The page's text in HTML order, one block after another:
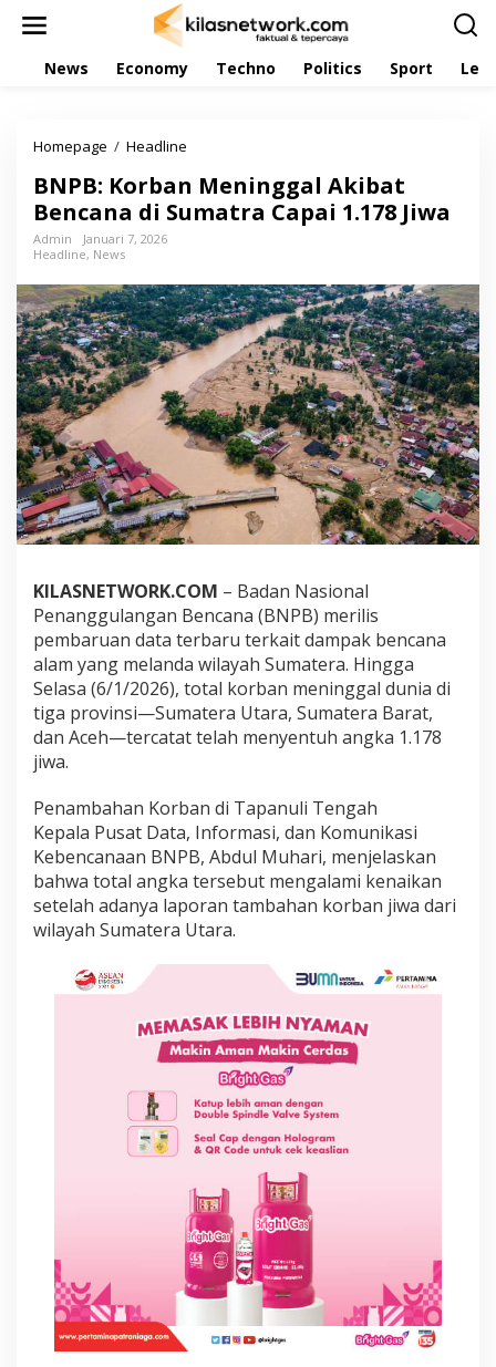
News Economy Techno Politics Sport
Homepage / Headline
P
B
:
r
b
a
n
M
e
n
i
n
a
l
A
i
b
a
t
B
e
c
a
d
S
u
m
a
t
r
a
p
a
i
1
7
w
a
BNPB: Korban Meninggal Akibat
Bencana di Sumatra Capai 1.178 Jiwa
Admin
Januari 7, 2026
Headline, News
KILASNETWORK.COM – Badan Nasional
Penanggulangan Bencana (BNPB) merilis
pembaruan data terbaru terkait dampak bencana
alam yang melanda wilayah Sumatera. Hingga
Selasa (6/1/2026), total korban meninggal dunia di
tiga provinsi—Sumatera Utara, Sumatera Barat,
dan Aceh—tercatat telah menyentuh angka 1.178
jiwa.
Penambahan Korban di Tapanuli Tengah
Kepala Pusat Data, Informasi, dan Komunikasi
Kebencanaan BNPB, Abdul Muhari, menjelaskan
bahwa total angka tersebut mengalami kenaikan
setelah adanya laporan tambahan korban jiwa dari
wilayah Sumatera Utara.